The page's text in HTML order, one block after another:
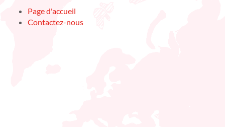
Page d'accueil
Contactez-nous